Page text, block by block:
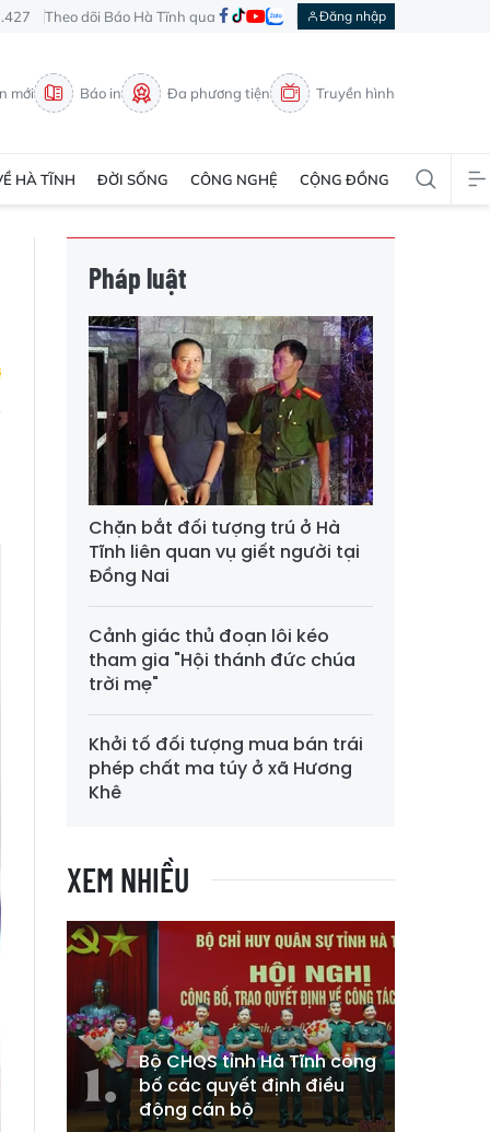
Theo dõi Báo Hà Tĩnh qua Đăng nhập
mới Báo in Đa phương tiện Truyền hình
HÀ TĨNH ĐỜI SỐNG CÔNG NGHỆ CỘNG ĐỒNG
Pháp luật
Chặn bắt đối tượng trú ở Hà
Tĩnh liên quan vụ giết người tại
Đồng Nai
Cảnh giác thủ đoạn lôi kéo
tham gia "Hội thánh đức chúa
trời mẹ"
Khởi tố đối tượng mua bán trái
phép chất ma túy ở xã Hương
Khê
XEM NHIỀU
Bộ CHQS tỉnh Hà Tĩnh công
bố các quyết định điều
động cán bộ